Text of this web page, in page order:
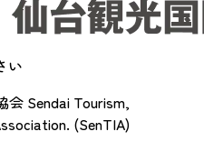
い
会 Sendai Tourism,
(SenTIA)